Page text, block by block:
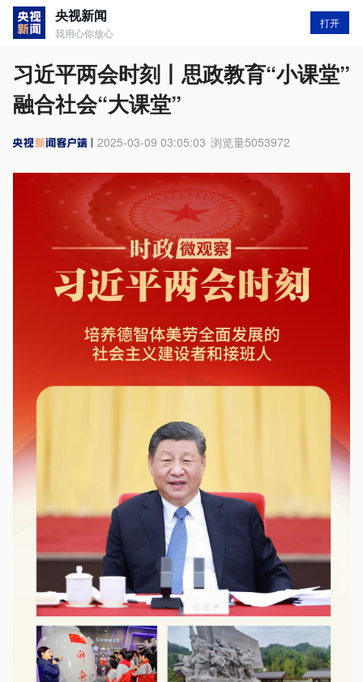
央视新闻
我用心你放心
打开
习近平两会时刻丨思政教育“小课堂”
融合社会“大课堂”
2025-03-09 03:05:03 浏览量5053972